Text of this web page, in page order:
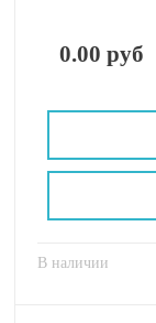
0.00 руб
В наличии